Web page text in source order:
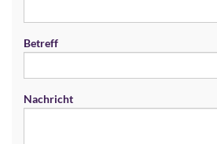
Betreff
Nachricht